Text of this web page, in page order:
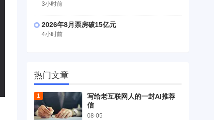
3小时前
2026年8月票房破15亿元
4小时前
热门文章
写给老互联网人的一封AI推荐
信
08-05